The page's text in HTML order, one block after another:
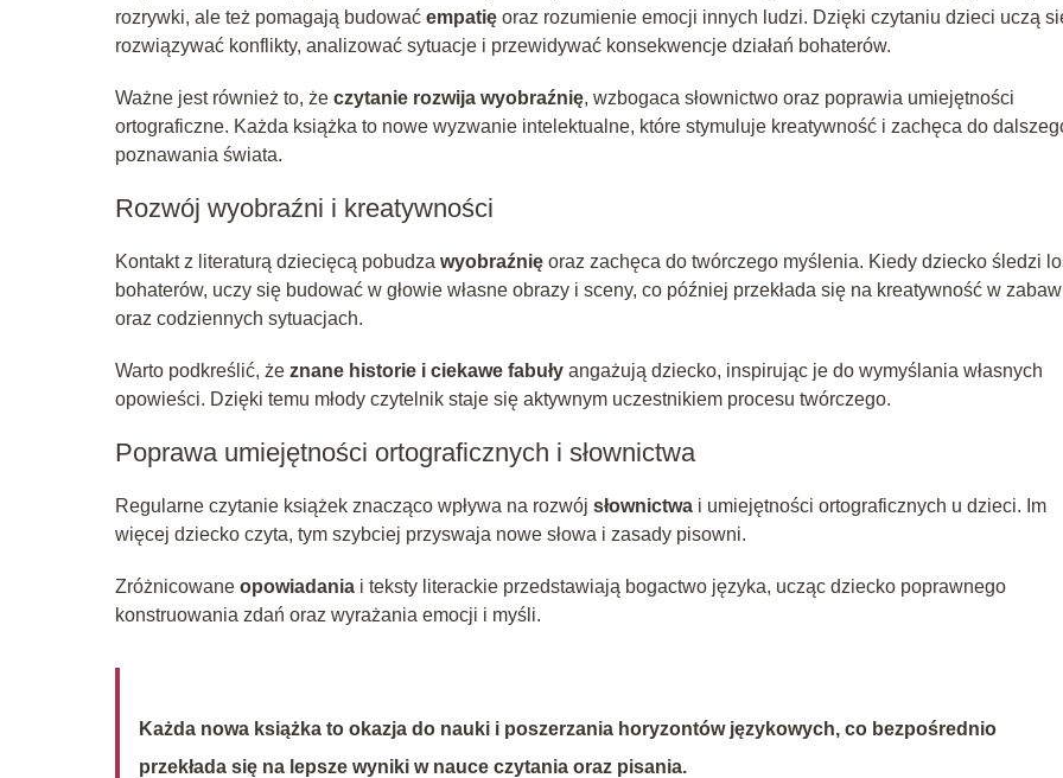
rozrywki, ale też pomagają budować empatię oraz rozumienie emocji innych ludzi. Dzięki czytaniu dzieci uczą
rozwiązywać konflikty, analizować sytuacje i przewidywać konsekwencje działań bohaterów.
Ważne jest również to, że czytanie rozwija wyobraźnię, wzbogaca słownictwo oraz poprawia umiejętności
ortograficzne. Każda książka to nowe wyzwanie intelektualne, które stymuluje kreatywność i zachęca do
poznawania świata.
Rozwój wyobraźni i kreatywności
Kontakt z literaturą dziecięcą pobudza wyobraźnię oraz zachęca do twórczego myślenia. Kiedy dziecko śledzi
bohaterów, uczy się budować w głowie własne obrazy i sceny, co później przekłada się na kreatywność w
oraz codziennych sytuacjach.
Warto podkreślić, że znane historie i ciekawe fabuły angażują dziecko, inspirując je do wymyślania własnych
opowieści. Dzięki temu młody czytelnik staje się aktywnym uczestnikiem procesu twórczego.
Poprawa umiejętności ortograficznych i słownictwa
Regularne czytanie książek znacząco wpływa na rozwój słownictwa i umiejętności ortograficznych u dzieci. Im
więcej dziecko czyta, tym szybciej przyswaja nowe słowa i zasady pisowni.
Zróżnicowane opowiadania i teksty literackie przedstawiają bogactwo języka, ucząc dziecko poprawnego
konstruowania zdań oraz wyrażania emocji i myśli.
Każda nowa książka to okazja do nauki i poszerzania horyzontów językowych, co bezpośrednio
przekłada się na lepsze wyniki w nauce czytania oraz pisania.